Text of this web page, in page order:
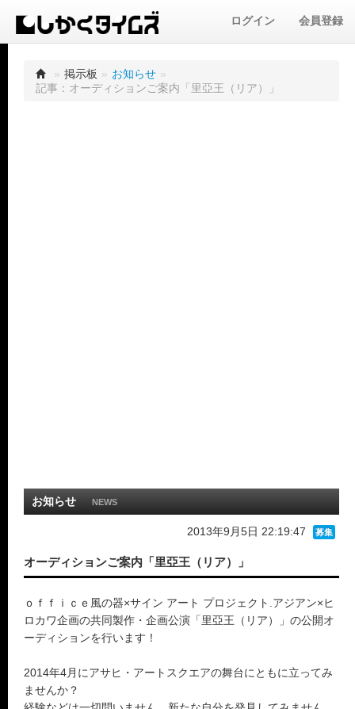
ログイン 会員登録
» 掲示板 » お知らせ »
記事：オーディションご案内「里亞王（リア）」
お知らせ NEWS
2013年9月5日 22:19:47 募集
オーディションご案内「里亞王（リア）」
ｏｆｆｉｃｅ風の器×サイン アート プロジェクト.アジアン×ヒ
ロカワ企画の共同製作・企画公演「里亞王（リア）」の公開オ
ーディションを行います！
2014年4月にアサヒ・アートスクエアの舞台にともに立ってみ
ませんか？